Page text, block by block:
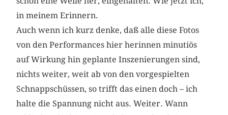
in meinem Erinnern.
Auch wenn ich kurz denke, daß alle diese Fotos
von den Performances hier herinnen minutiös
auf Wirkung hin geplante Inszenierungen sind,
nichts weiter, weit ab von den vorgespielten
Schnappschüssen, so trifft das einen doch – ich
halte die Spannung nicht aus. Weiter. Wann